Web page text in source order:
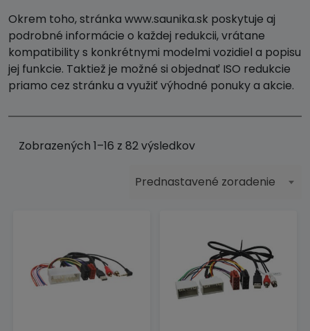
Okrem toho, stránka www.saunika.sk poskytuje aj
podrobné informácie o každej redukcii, vrátane
kompatibility s konkrétnymi modelmi vozidiel a popisu
jej funkcie. Taktiež je možné si objednať ISO redukcie
priamo cez stránku a využiť výhodné ponuky a akcie.
Zobrazených 1–16 z 82 výsledkov
Prednastavené zoradenie